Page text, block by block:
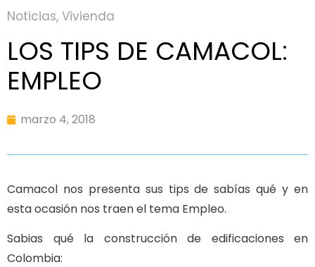
Noticias, Vivienda
LOS TIPS DE CAMACOL:
EMPLEO
marzo 4, 2018
Camacol nos presenta sus tips de sabías qué y en
esta ocasión nos traen el tema Empleo.
Sabias qué la construcción de edificaciones en
Colombia: